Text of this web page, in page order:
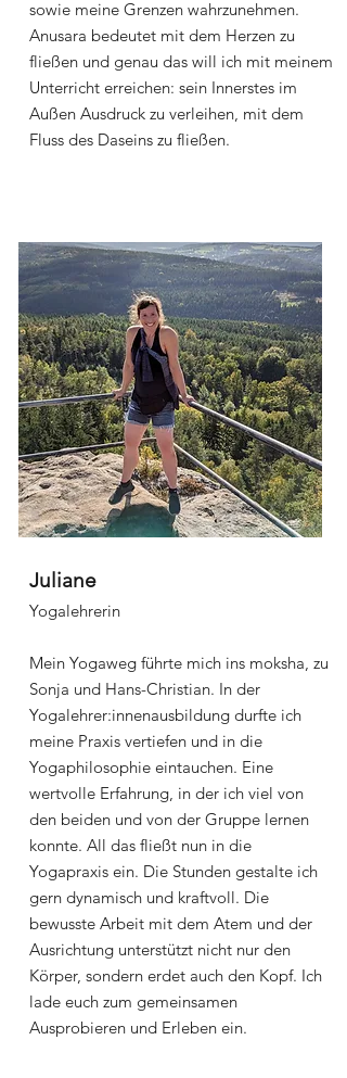
sowie meine Grenzen wahrzunehmen.
Anusara bedeutet mit dem Herzen zu
fließen und genau das will ich mit meinem
Unterricht erreichen: sein Innerstes im
Außen Ausdruck zu verleihen, mit dem
Fluss des Daseins zu fließen.
Juliane
Yogalehrerin
Mein Yogaweg führte mich ins moksha, zu
Sonja und Hans-Christian. In der
Yogalehrer:innenausbildung durfte ich
meine Praxis vertiefen und in die
Yogaphilosophie eintauchen. Eine
wertvolle Erfahrung, in der ich viel von
den beiden und von der Gruppe lernen
konnte. All das fließt nun in die
Yogapraxis ein. Die Stunden gestalte ich
gern dynamisch und kraftvoll. Die
bewusste Arbeit mit dem Atem und der
Ausrichtung unterstützt nicht nur den
Körper, sondern erdet auch den Kopf. Ich
lade euch zum gemeinsamen
Ausprobieren und Erleben ein.